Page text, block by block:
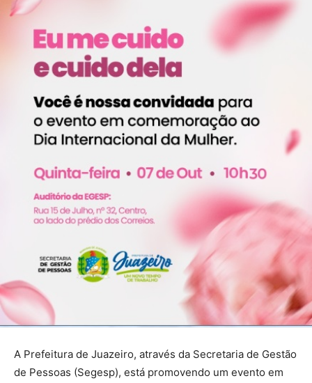
A Prefeitura de Juazeiro, através da Secretaria de Gestão
de Pessoas (Segesp), está promovendo um evento em